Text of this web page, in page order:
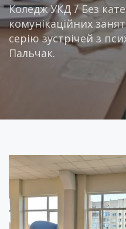
Коледж УКД /Без
комунікаційних
серію зустрічей з
Пальчак.